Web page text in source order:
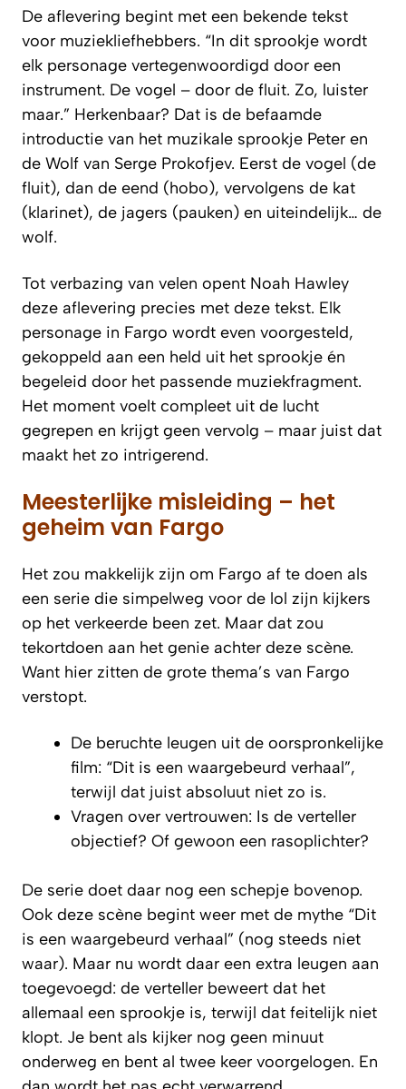
De aflevering begint met een bekende tekst
voor muziekliefhebbers. “In dit sprookje wordt
elk personage vertegenwoordigd door een
instrument. De vogel – door de fluit. Zo, luister
maar.” Herkenbaar? Dat is de befaamde
introductie van het muzikale sprookje Peter en
de Wolf van Serge Prokofjev. Eerst de vogel (de
fluit), dan de eend (hobo), vervolgens de kat
(klarinet), de jagers (pauken) en uiteindelijk… de
wolf.
Tot verbazing van velen opent Noah Hawley
deze aflevering precies met deze tekst. Elk
personage in Fargo wordt even voorgesteld,
gekoppeld aan een held uit het sprookje én
begeleid door het passende muziekfragment.
Het moment voelt compleet uit de lucht
gegrepen en krijgt geen vervolg – maar juist dat
maakt het zo intrigerend.
Meesterlijke misleiding – het
geheim van Fargo
Het zou makkelijk zijn om Fargo af te doen als
een serie die simpelweg voor de lol zijn kijkers
op het verkeerde been zet. Maar dat zou
tekortdoen aan het genie achter deze scène.
Want hier zitten de grote thema’s van Fargo
verstopt.
De beruchte leugen uit de oorspronkelijke
film: “Dit is een waargebeurd verhaal”,
terwijl dat juist absoluut niet zo is.
Vragen over vertrouwen: Is de verteller
objectief? Of gewoon een rasoplichter?
De serie doet daar nog een schepje bovenop.
Ook deze scène begint weer met de mythe “Dit
is een waargebeurd verhaal” (nog steeds niet
waar). Maar nu wordt daar een extra leugen aan
toegevoegd: de verteller beweert dat het
allemaal een sprookje is, terwijl dat feitelijk niet
klopt. Je bent als kijker nog geen minuut
onderweg en bent al twee keer voorgelogen. En